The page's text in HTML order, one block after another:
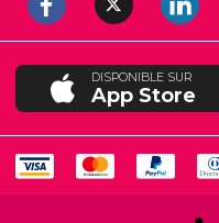
DISPONIBLE SUR
App Store